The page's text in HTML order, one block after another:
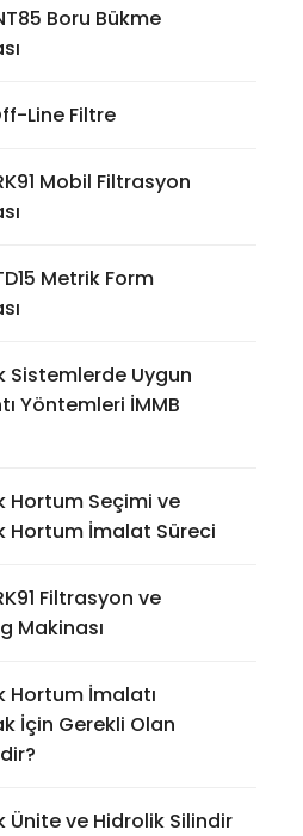
Boru Bükme
Line Filtre
Mobil Filtrasyon
Metrik Form
Sistemlerde Uygun
Yöntemleri İMMB
Hortum Seçimi ve
Hortum İmalat Süreci
Filtrasyon ve
Makinası
Hortum İmalatı
İçin Gerekli Olan
Ünite ve Hidrolik Silindir